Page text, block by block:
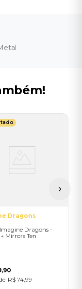
Dragons
Dragons -
Mirrors Ten
,90
R$ 74 99